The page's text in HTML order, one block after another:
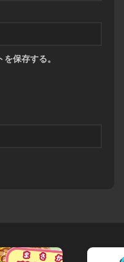
保存する。